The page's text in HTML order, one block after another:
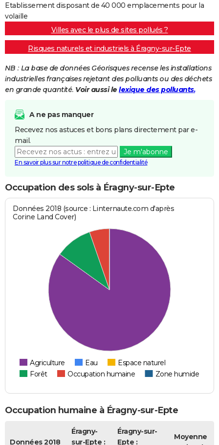
Etablissement disposant de 40 000 emplacements pour la
volaille
Villes avec le plus de sites pollués ?
Risques naturels et industriels à Éragny-sur-Epte
NB : La base de données Géorisques recense les installations
industrielles françaises rejetant des polluants ou des déchets
en grande quantité. Voir aussi le lexique des polluants.
A ne pas manquer
Recevez nos astuces et bons plans directement par e-
mail.
Je m'abonne
En savoir plus sur notre politique de confidentialité
Occupation des sols à Éragny-sur-Epte
Données 2018 (source : Linternaute.com d'après
Corine Land Cover)
Agriculture Eau
Espace naturel
Forêt
Occupation humaine Zone humide
Occupation humaine à Éragny-sur-Epte
Données 2018
Éragny-
sur-Epte :
Éragny-sur-
Epte :
Moyenne